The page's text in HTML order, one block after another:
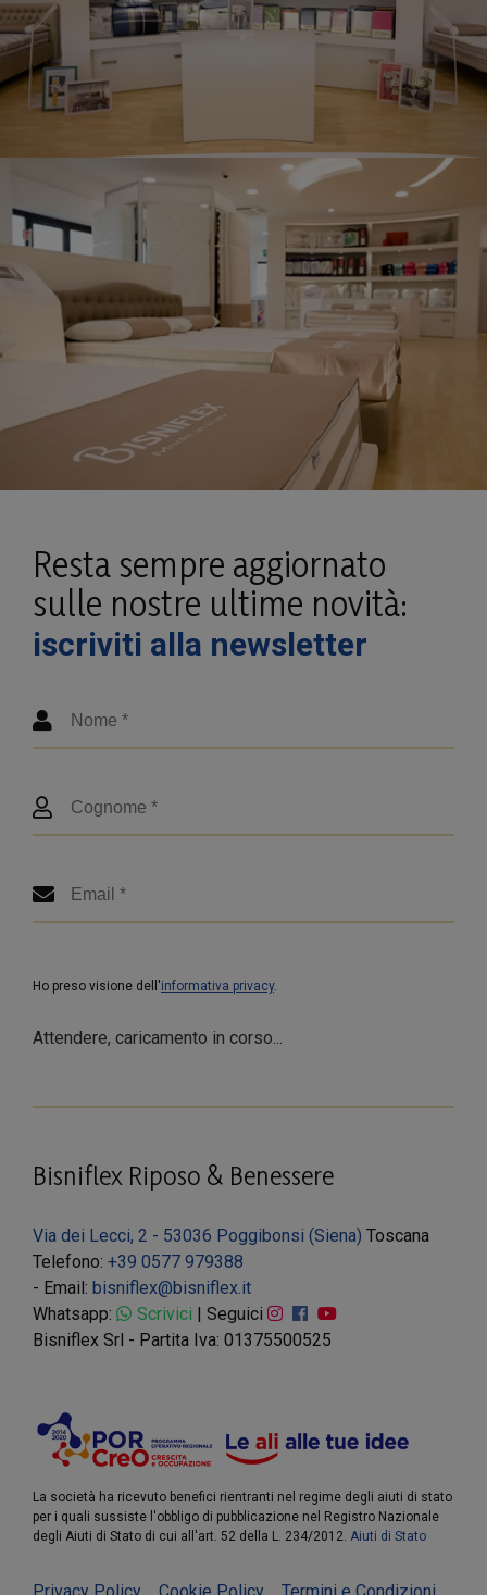
Resta sempre aggiornato
sulle nostre ultime novità:
iscriviti alla newsletter
Ho preso visione dell'informativa privacy.
Attendere, caricamento in corso...
Bisniflex Riposo & Benessere
Via dei Lecci, 2 - 53036 Poggibonsi (Siena) Toscana
Telefono: +39 0577 979388
- Email: bisniflex@bisniflex.it
Whatsapp:
Scrivici | Seguici
Bisniflex Srl - Partita Iva: 01375500525
La società ha ricevuto benefici rientranti nel regime degli aiuti di stato
per i quali sussiste l'obbligo di pubblicazione nel Registro Nazionale
degli Aiuti di Stato di cui all'art. 52 della L. 234/2012. Aiuti di Stato
Privacy Policy Cookie Policy Termini e Condizioni